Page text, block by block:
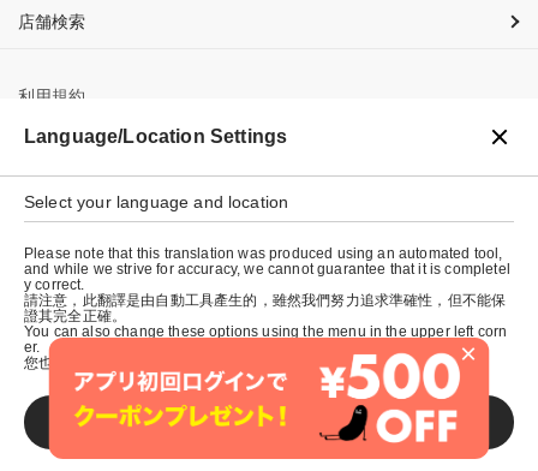
店舗検索
利用規約
プライバシーポリシー
特定商取引法に基づく表示
会社概要
×
Language/Location Settings
Select your language and location
Please note that this translation was produced using an automated tool,
and while we strive for accuracy, we cannot guarantee that it is completel
y correct.
請注意，此翻譯是由自動工具產生的，雖然我們努力追求準確性，但不能保
證其完全正確。
You can also change these options using the menu in the upper left corn
er.
您也可以使用左上角的選單來更改這些選項。
SAVE